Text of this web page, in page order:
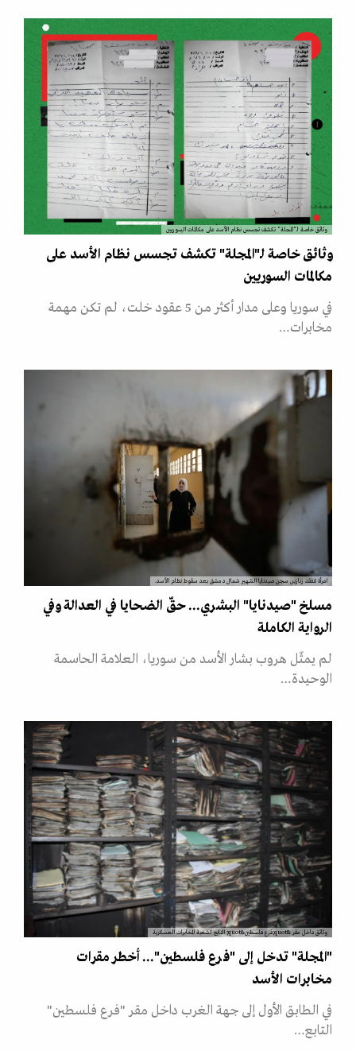
وثائق خاصة لـ"المجلة" تكشف تجسس نظام الأسد على مكالمات السوريين
وثائق خاصة لـ"المجلة" تكشف تجسس نظام الأسد على
مكالمات السوريين
في سوريا وعلى مدار أكثر من 5 عقود خلت، لم تكن مهمة
مخابرات…
امرأة تتفقد زنازين سجن صيدنايا الشهير شمال دمشق بعد سقوط نظام الأسد.
مسلخ "صيدنايا" البشري... حقّ الضحايا في العدالة وفي
الرواية الكاملة
لم يمثّل هروب بشار الأسد من سوريا، العلامة الحاسمة
الوحيدة…
وثائق داخل مقر &quot;فرع فلسطين&quot; التابع لشعبة المخابرات العسكرية
"المجلة" تدخل إلى "فرع فلسطين"... أخطر مقرات
مخابرات الأسد
في الطابق الأول إلى جهة الغرب داخل مقر "فرع فلسطين"
التابع…